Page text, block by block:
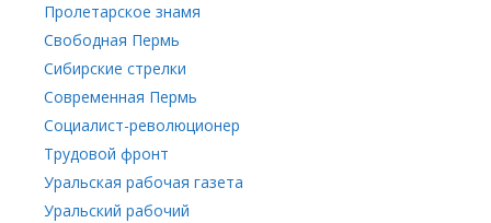
Пролетарское знамя
Свободная Пермь
Сибирские стрелки
Современная Пермь
Социалист-революционер
Трудовой фронт
Уральская рабочая газета
Уральский рабочий